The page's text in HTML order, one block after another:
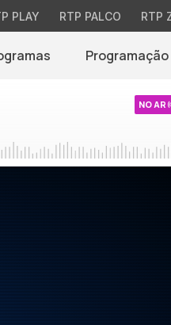
PLAY RTP PALCO RTP
Programação
NO AR